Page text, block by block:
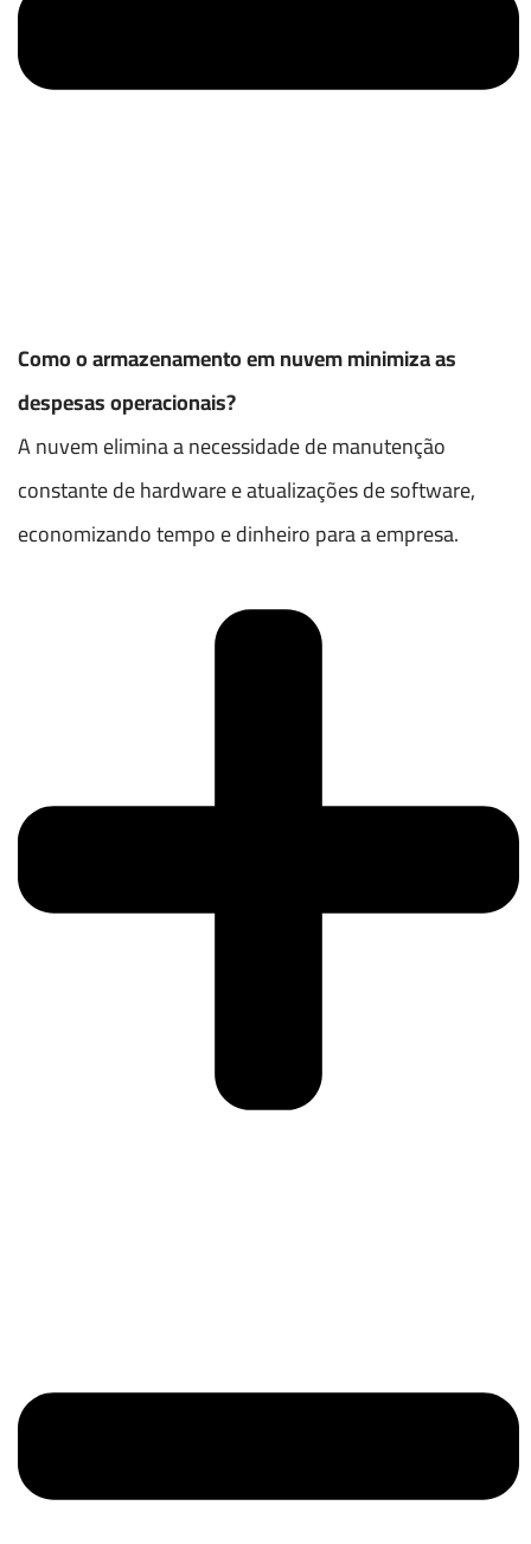
Como o armazenamento em nuvem minimiza as
despesas operacionais?
A nuvem elimina a necessidade de manutenção
constante de hardware e atualizações de software,
economizando tempo e dinheiro para a empresa.